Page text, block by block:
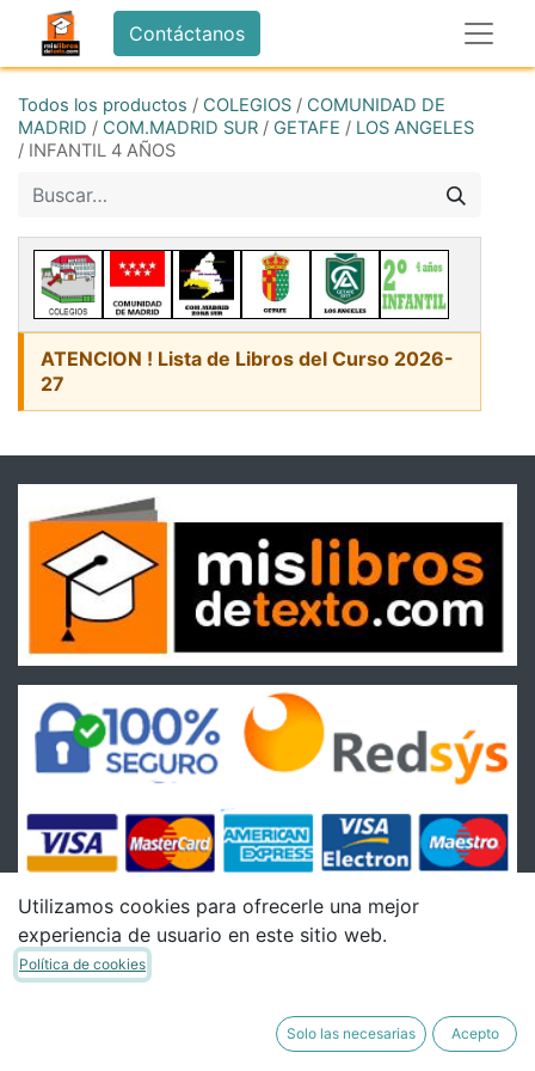
Contáctanos
Todos los productos / COLEGIOS / COMUNIDAD DE
MADRID / COM.MADRID SUR / GETAFE / LOS ANGELES
/ INFANTIL 4 AÑOS
ATENCION ! Lista de Libros del Curso 2026-
27
Condiciones
Utilizamos cookies para ofrecerle una mejor
experiencia de usuario en este sitio web.
Política de cookies
Solo las necesarias Acepto